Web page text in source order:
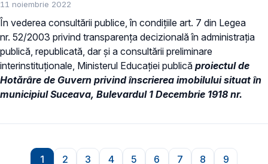
11 noiembrie 2022
În vederea consultării publice, în condiţiile art. 7 din Legea
nr. 52/2003 privind transparenţa decizională în administraţia
publică, republicată, dar și a consultării preliminare
interinstituționale, Ministerul Educaţiei publică proiectul de
Hotărâre de Guvern privind înscrierea imobilului situat în
municipiul Suceava, Bulevardul 1 Decembrie 1918 nr.
Paginare
1 2 3 4 5 6 7 8 9